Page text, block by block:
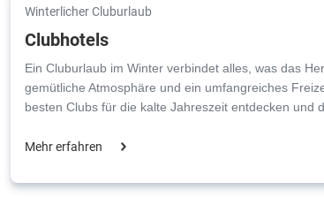
Winterlicher Cluburlaub
Clubhotels
Ein Cluburlaub im Winter verbindet alles, was das
gemütliche Atmosphäre und ein umfangreiches
besten Clubs für die kalte Jahreszeit entdecken und
Mehr erfahren